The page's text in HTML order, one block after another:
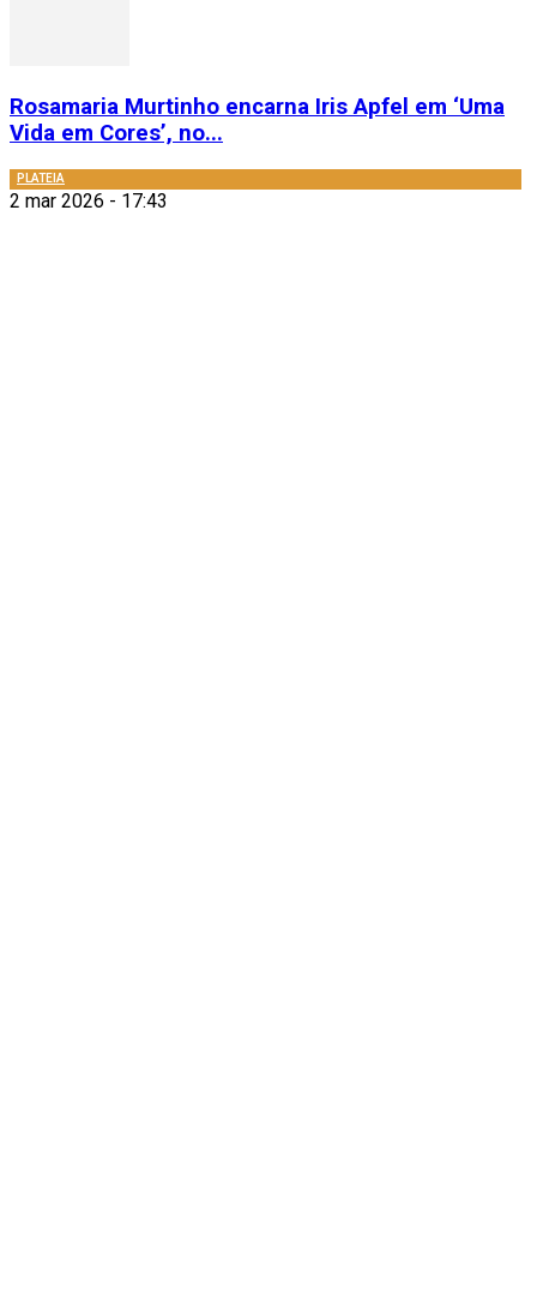
Rosamaria Murtinho encarna Iris Apfel em ‘Uma
Vida em Cores’, no...
PLATEIA
2 mar 2026 - 17:43